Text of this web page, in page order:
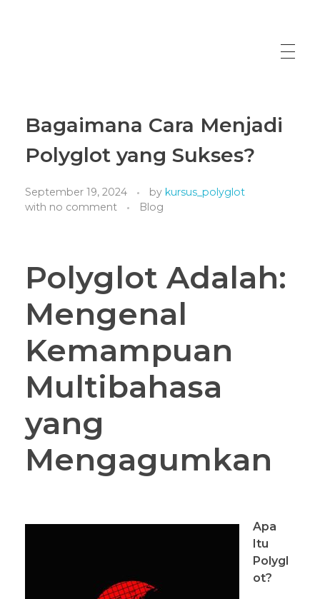
Bagaimana Cara Menjadi
Polyglot yang Sukses?
September 19, 2024 by kursus_polyglot
with no comment Blog
Polyglot Adalah:
Mengenal
Kemampuan
Multibahasa
yang
Mengagumkan
Apa
Itu
Polygl
ot?